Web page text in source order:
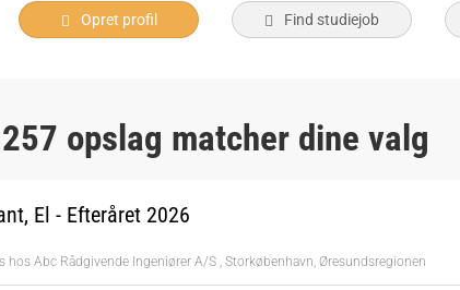
Opret profil Find studiejob
257 opslag matcher dine valg
El - Efteråret 2026
hos Abc Rådgivende Ingeniører A/S , Storkøbenhavn, Øresundsregionen